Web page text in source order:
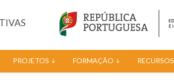
PROJETOS FORMAÇÃO RECURSOS